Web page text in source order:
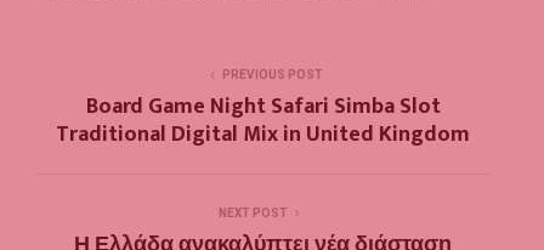
PREVIOUS POST
Board Game Night Safari Simba Slot
Traditional Digital Mix in United Kingdom
NEXT POST